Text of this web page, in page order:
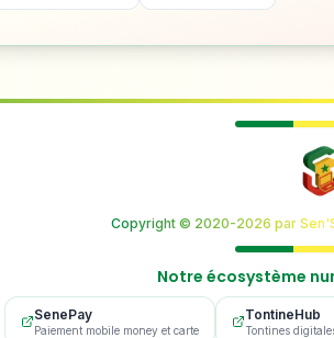
Copyright © 2020-2026 par
Notre écosystème
SenePay
Paiement mobile money et carte
TontineHub
Tontines